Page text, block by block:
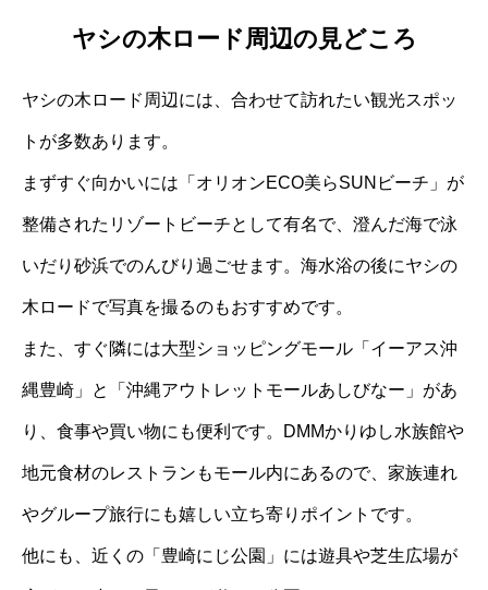
ヤシの木ロード周辺の見どころ
ヤシの木ロード周辺には、合わせて訪れたい観光スポッ
トが多数あります。
まずすぐ向かいには「オリオンECO美らSUNビーチ」が
整備されたリゾートビーチとして有名で、澄んだ海で泳
いだり砂浜でのんびり過ごせます。海水浴の後にヤシの
木ロードで写真を撮るのもおすすめです。
また、すぐ隣には大型ショッピングモール「イーアス沖
縄豊崎」と「沖縄アウトレットモールあしびなー」があ
り、食事や買い物にも便利です。DMMかりゆし水族館や
地元食材のレストランもモール内にあるので、家族連れ
やグループ旅行にも嬉しい立ち寄りポイントです。
他にも、近くの「豊崎にじ公園」には遊具や芝生広場が